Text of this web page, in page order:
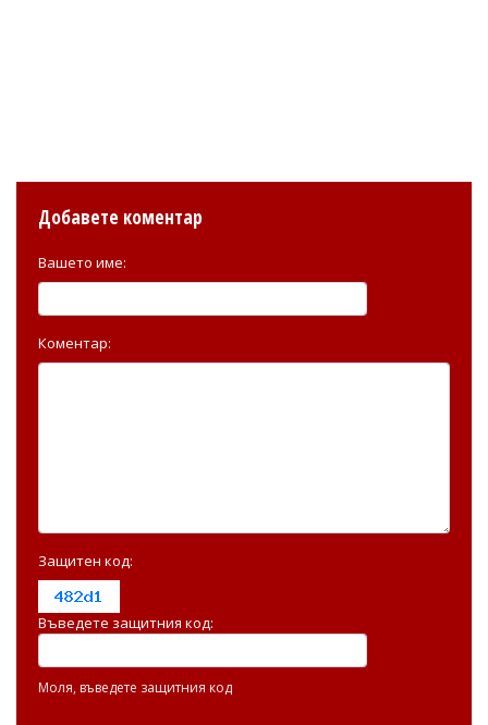
Добавете коментар
Вашето име:
Коментар:
Защитен код:
Въведете защитния код:
Моля, въведете защитния код